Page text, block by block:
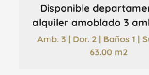
Disponible
alquiler amoblado 3
Amb. 3 | Dor. 2 | Baños 1 |
63.00 m2